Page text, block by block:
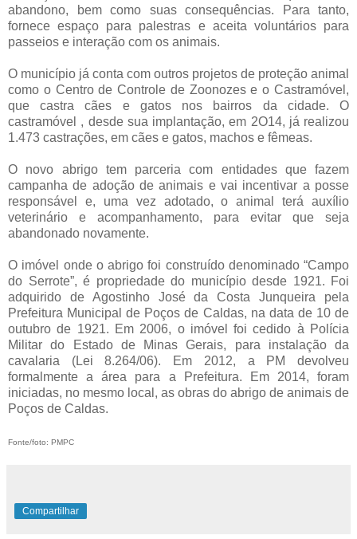
abandono, bem como suas consequências. Para tanto,
fornece espaço para palestras e aceita voluntários para
passeios e interação com os animais.
O município já conta com outros projetos de proteção animal
como o Centro de Controle de Zoonozes e o Castramóvel,
que castra cães e gatos nos bairros da cidade. O
castramóvel , desde sua implantação, em 2O14, já realizou
1.473 castrações, em cães e gatos, machos e fêmeas.
O novo abrigo tem parceria com entidades que fazem
campanha de adoção de animais e vai incentivar a posse
responsável e, uma vez adotado, o animal terá auxílio
veterinário e acompanhamento, para evitar que seja
abandonado novamente.
O imóvel onde o abrigo foi construído denominado “Campo
do Serrote”, é propriedade do município desde 1921. Foi
adquirido de Agostinho José da Costa Junqueira pela
Prefeitura Municipal de Poços de Caldas, na data de 10 de
outubro de 1921. Em 2006, o imóvel foi cedido à Polícia
Militar do Estado de Minas Gerais, para instalação da
cavalaria (Lei 8.264/06). Em 2012, a PM devolveu
formalmente a área para a Prefeitura. Em 2014, foram
iniciadas, no mesmo local, as obras do abrigo de animais de
Poços de Caldas.
Fonte/foto: PMPC
Compartilhar